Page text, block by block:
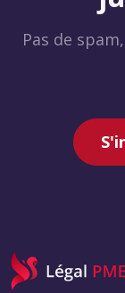
Pas de